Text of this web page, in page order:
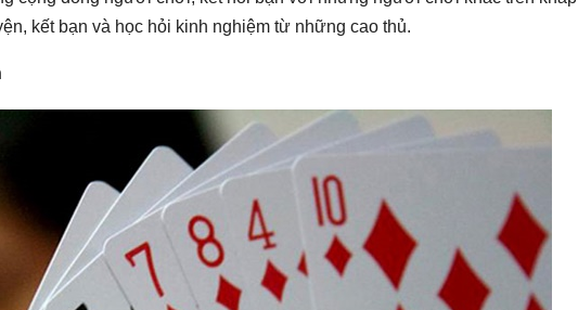
kết bạn và học hỏi kinh nghiệm từ những cao thủ.